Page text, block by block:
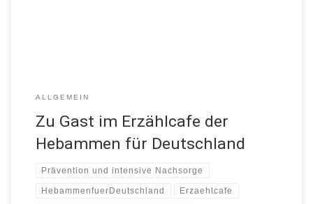
ALLGEMEIN
Zu Gast im Erzählcafe der
Hebammen für Deutschland
Prävention und intensive Nachsorge
HebammenfuerDeutschland Erzaehlcafe